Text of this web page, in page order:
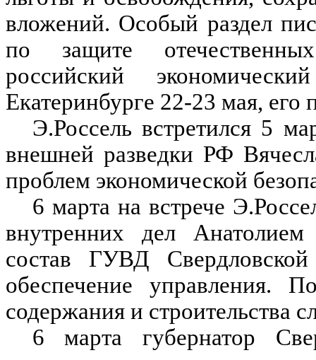
вложений. Особый раздел
по защите
российский
Екатеринбурге 22-23 мая, его
Э.Россель встретился 5
внешней разведки РФ
проблем экономической
6 марта на встрече
внутренних дел
состав ГУВД Свердловской
обеспечение управления.
содержания и строительства
6 марта губернатор